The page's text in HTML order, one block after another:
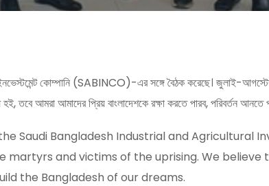
ইনভেস্টমেন্ট কোম্পানি (SABINCO)-এর সঙ্গে বৈঠক করেছে। জুলাই-
তবে আমরা আমাদের প্রিয় বাংলাদেশকে রক্ষা করতে পারব, পরিবর্তন আনতে
Saudi Bangladesh Industrial and Agricultural
and victims of the uprising. We
the Bangladesh of our dreams.